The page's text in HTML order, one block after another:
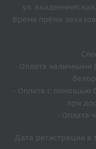
ул.
Время прёма
- Оплата наличными
- Оплата с помощью
при
- Оплата
Дата регистрации в